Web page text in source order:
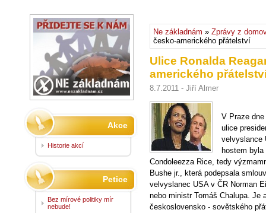
Ne základnám » Zprávy z
česko-amerického přátelství
Ulice Ronalda
amerického
8.7.2011 - Jiří Almer
V Praze
ulice
velvyslance
hostem
Condoleezza Rice, tedy
Bushe jr., která podepsala
velvyslanec USA v ČR Norman
nebo ministr Tomáš Chalupa. Je
československo - sovětského
Akce
Historie akcí
Petice
Bez mírové politiky mír
nebude!